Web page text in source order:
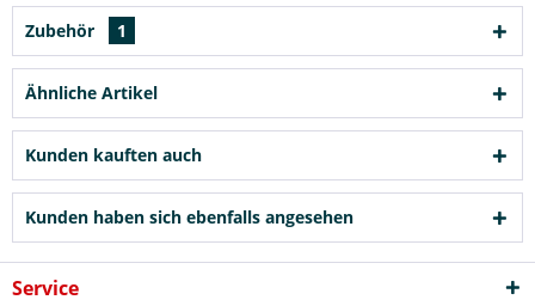
Zubehör 1
Ähnliche Artikel
Kunden kauften auch
Kunden haben sich ebenfalls angesehen
Service